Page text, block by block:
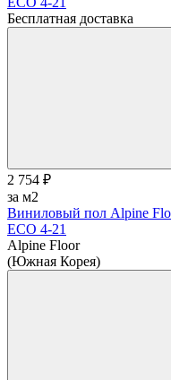
Бесплатная доставка
2 754 ₽
за м2
Виниловый пол Alpine
ЕСО 4-21
Alpine Floor
(Южная Корея)